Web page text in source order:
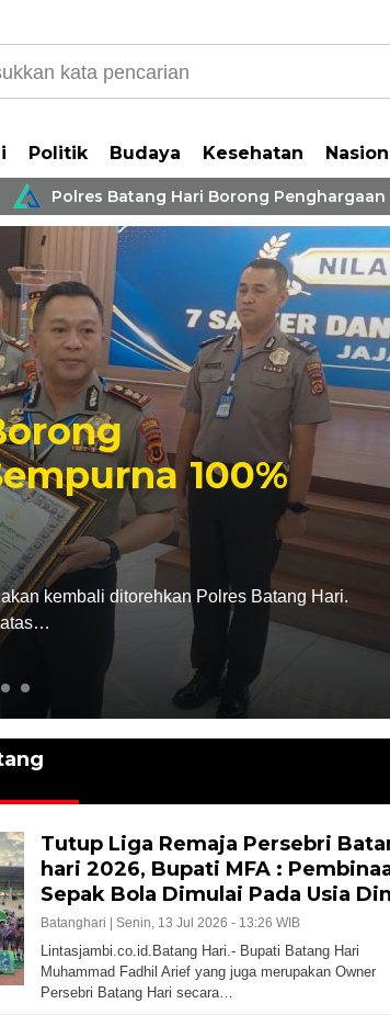
Politik Budaya Kesehatan
Polres Batang Hari Borong Penghargaan
KONI Batang
Kejuaraan Karate
Kabupaten
Rabu, 5 Agu 2026 - 10:41 WIB
Lintasjambi.co.id.Batang Hari.- Komite
Hari bersama Federasi Olahraga Karate-Do
Tutup Liga Remaja Persebri
hari 2026, Bupati MFA :
Sepak Bola Dimulai Pada Usia
Batanghari | Senin, 13 Jul 2026 - 13:26 WIB
Lintasjambi.co.id.Batang Hari.- Bupati Batang Hari
Muhammad Fadhil Arief yang juga merupakan Owner
Persebri Batang Hari secara…